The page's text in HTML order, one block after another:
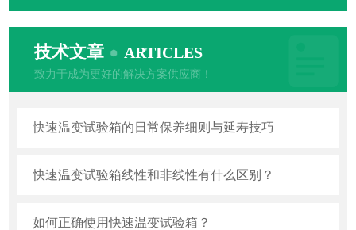
技术文章 ARTICLES
致力于成为更好的解决方案供应商！
快速温变试验箱的日常保养细则与延寿技巧
快速温变试验箱线性和非线性有什么区别？
如何正确使用快速温变试验箱？